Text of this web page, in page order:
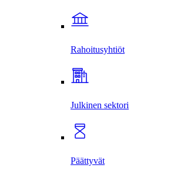
Rahoitus­yhtiöt
Julkinen sektori
Päättyvät